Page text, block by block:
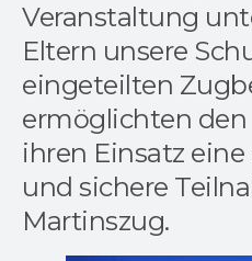
Veranstaltung
Eltern unsere
eingeteilten
ermöglichten
ihren Einsatz
und sichere
Martinszug.